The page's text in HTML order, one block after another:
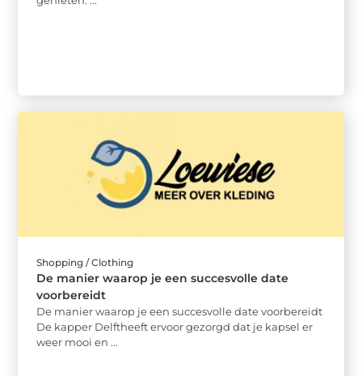
Shopping / Clothing
De manier waarop je een succesvolle date
voorbereidt
De manier waarop je een succesvolle date voorbereidt
De kapper Delftheeft ervoor gezorgd dat je kapsel er
weer mooi en ...